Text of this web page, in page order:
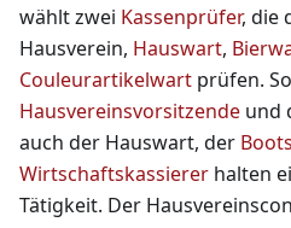
wählt zwei Kassenprüfer, die
Hausverein, Hauswart,
Couleurartikelwart prüfen.
Hausvereinsvorsitzende und
auch der Hauswart, der
Wirtschaftskassierer halten
Tätigkeit. Der